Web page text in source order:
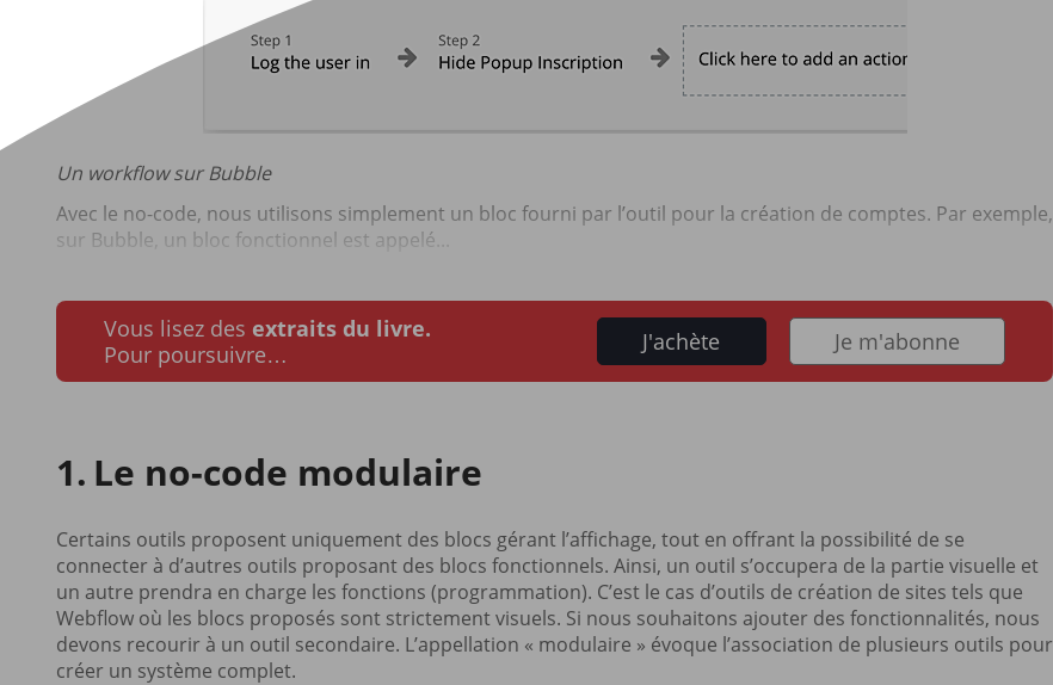
Un workflow sur Bubble
Avec le no-code, nous utilisons simplement un bloc fourni par l’outil pour la création de comptes. Par exemple,
sur Bubble, un bloc fonctionnel est appelé...
Vous lisez des extraits du livre.
Pour poursuivre…
J'achète Je m'abonne
Le no-code modulaire
Certains outils proposent uniquement des blocs gérant l’affichage, tout en offrant la possibilité de se
connecter à d’autres outils proposant des blocs fonctionnels. Ainsi, un outil s’occupera de la partie visuelle et
un autre prendra en charge les fonctions (programmation). C’est le cas d’outils de création de sites tels que
Webflow où les blocs proposés sont strictement visuels. Si nous souhaitons ajouter des fonctionnalités, nous
devons recourir à un outil secondaire. L’appellation « modulaire » évoque l’association de plusieurs outils pour
créer un système complet.